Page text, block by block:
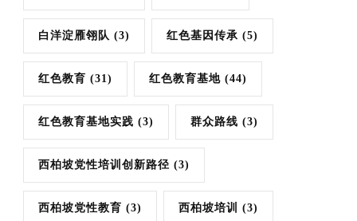
白洋淀雁翎队 (3) 红色基因传承 (5)
红色教育 (31) 红色教育基地 (44)
红色教育基地实践 (3) 群众路线 (3)
西柏坡党性培训创新路径 (3)
西柏坡党性教育 (3) 西柏坡培训 (3)